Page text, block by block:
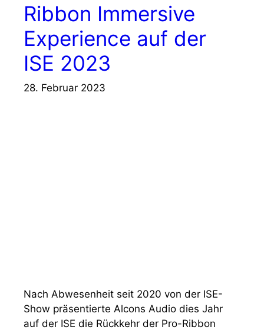
Ribbon Immersive
Experience auf der
ISE 2023
28. Februar 2023
Nach Abwesenheit seit 2020 von der ISE-
Show präsentierte Alcons Audio dies Jahr
auf der ISE die Rückkehr der Pro-Ribbon